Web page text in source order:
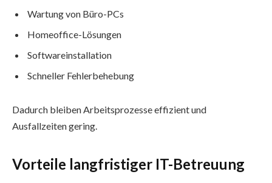
Wartung von Büro-PCs
Homeoffice-Lösungen
Softwareinstallation
Schneller Fehlerbehebung
Dadurch bleiben Arbeitsprozesse effizient und
Ausfallzeiten gering.
Vorteile langfristiger IT-Betreuung